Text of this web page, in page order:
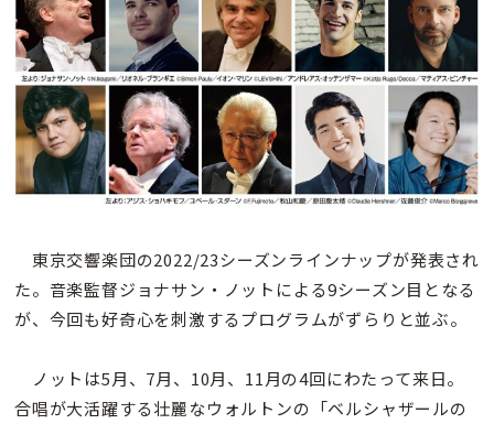
東京交響楽団の2022/23シーズンラインナップが発表され
た。音楽監督ジョナサン・ノットによる9シーズン目となる
が、今回も好奇心を刺激するプログラムがずらりと並ぶ。
ノットは5月、7月、10月、11月の4回にわたって来日。
合唱が大活躍する壮麗なウォルトンの「ベルシャザールの